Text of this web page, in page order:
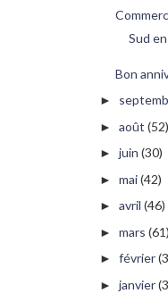
Sud
Bon
►
► août (52)
► juin (30)
► mai(42)
► avril (46)
► mars (61)
► février
► janvier